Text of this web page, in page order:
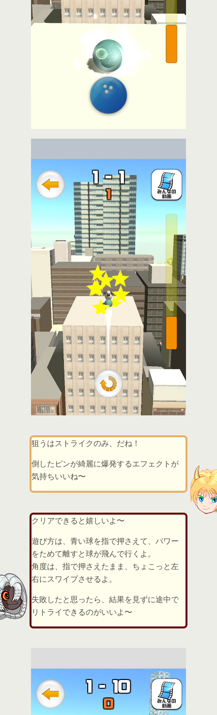
狙うはストライクのみ、だね！
倒したピンが綺麗に爆発するエフェクトが
気持ちいいね〜
クリアできると嬉しいよ〜
遊び方は、青い球を指で押さえて、パワー
をためて離すと球が飛んで行くよ。
角度は、指で押さえたまま、ちょこっと左
右にスワイプさせるよ。
失敗したと思ったら、結果を見ずに途中で
リトライできるのがいいよ〜